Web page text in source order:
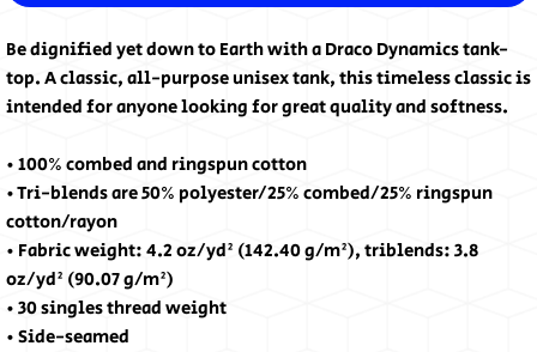
Be dignified yet down to Earth with a Draco Dynamics tank-
top. A classic, all-purpose unisex tank, this timeless classic is
intended for anyone looking for great quality and softness.
• 100% combed and ringspun cotton
• Tri-blends are 50% polyester/25% combed/25% ringspun
cotton/rayon
• Fabric weight: 4.2 oz/yd² (142.40 g/m²), triblends: 3.8
oz/yd² (90.07 g/m²)
• 30 singles thread weight
• Side-seamed